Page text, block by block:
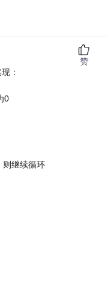
：
0
则继续循环
赞